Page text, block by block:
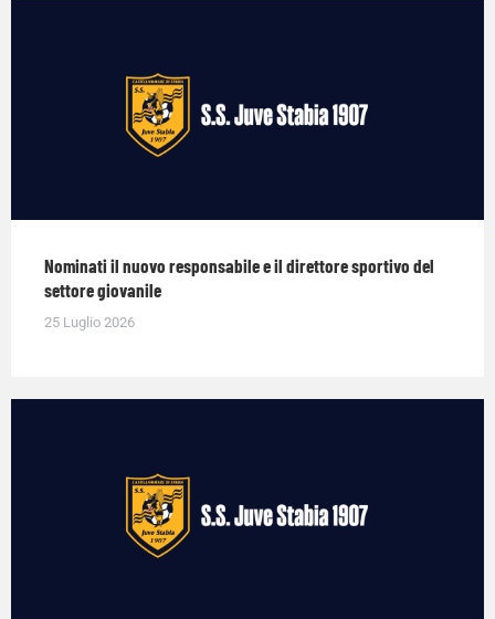
Nominati il nuovo responsabile e il direttore sportivo del
settore giovanile
25 Luglio 2026